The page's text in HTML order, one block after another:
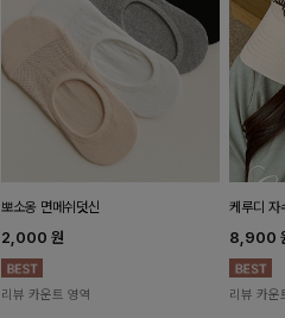
뽀소옹 면메쉬덧신
2,000 원
리뷰 카운트 영역
케루디 자
8,900
리뷰 카운